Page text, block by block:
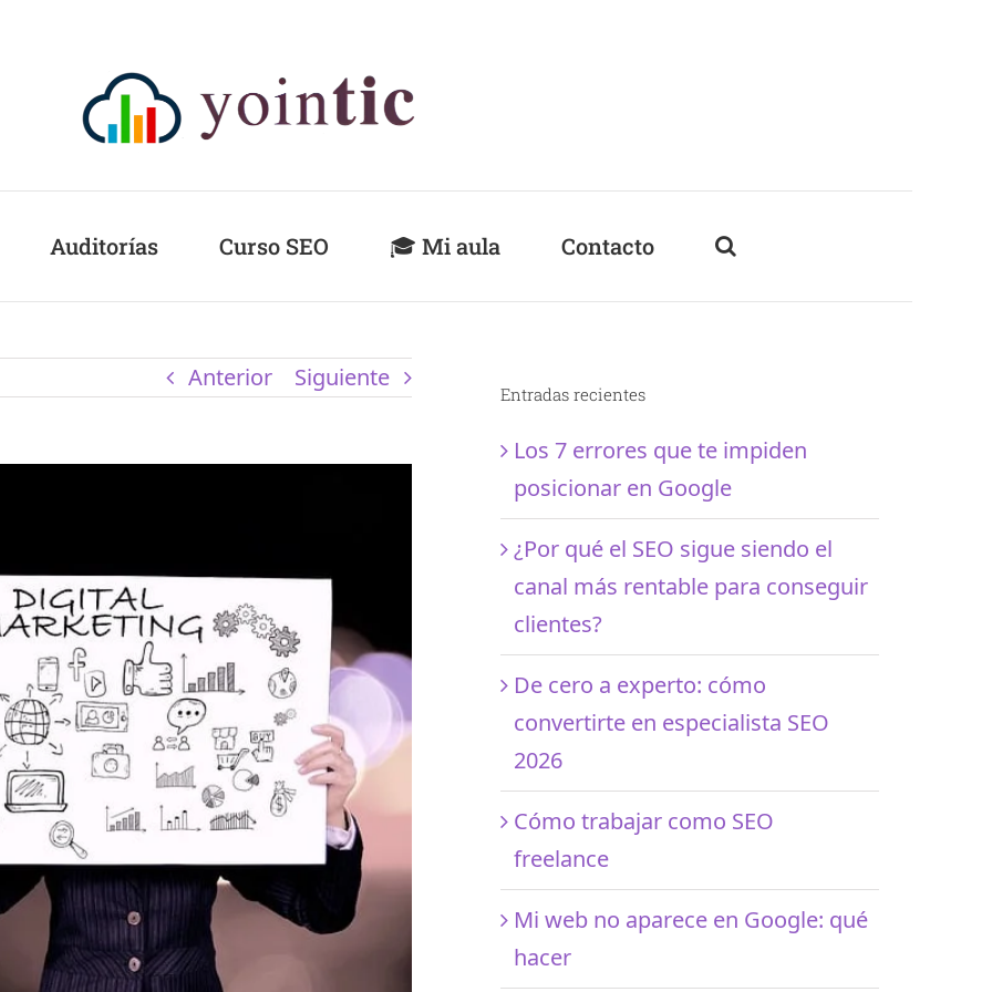
Auditorías Curso SEO 🎓 Mi aula Contacto
Anterior Siguiente
Entradas recientes
Los 7 errores que te impiden
posicionar en Google
¿Por qué el SEO sigue siendo el
canal más rentable para conseguir
clientes?
De cero a experto: cómo
convertirte en especialista SEO
2026
Cómo trabajar como SEO
freelance
Mi web no aparece en Google: qué
hacer